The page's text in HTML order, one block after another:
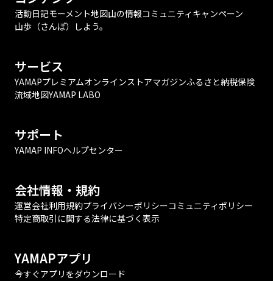
活動日記モーメント地図山の情報コミュニティ キャンペーン
山歩（さんぽ）しよう。
サービス
YAMAPプレミアムオンラインストアマガジンふるさと納税保険
流域地図YAMAP LABO
サポート
YAMAP INFOヘルプセンター
会社情報・規約
運営会社利用規約プライバシーポリシーコミュニティポリシー
特定商取引に関する法律に基づく表示
YAMAPアプリ
今すぐアプリをダウンロード